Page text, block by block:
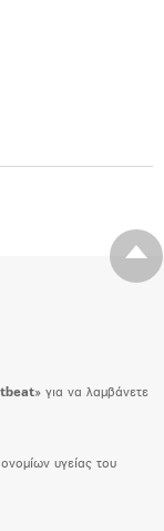
» για να λαμβάνετε
υγείας του